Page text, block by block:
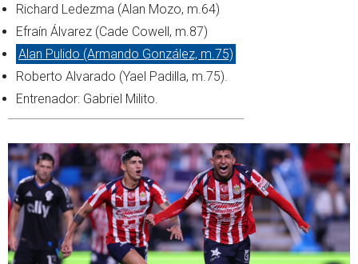
Richard Ledezma (Alan Mozo, m.64)
Efraín Álvarez (Cade Cowell, m.87)
Alan Pulido (Armando González, m.75)
Roberto Alvarado (Yael Padilla, m.75).
Entrenador: Gabriel Milito.